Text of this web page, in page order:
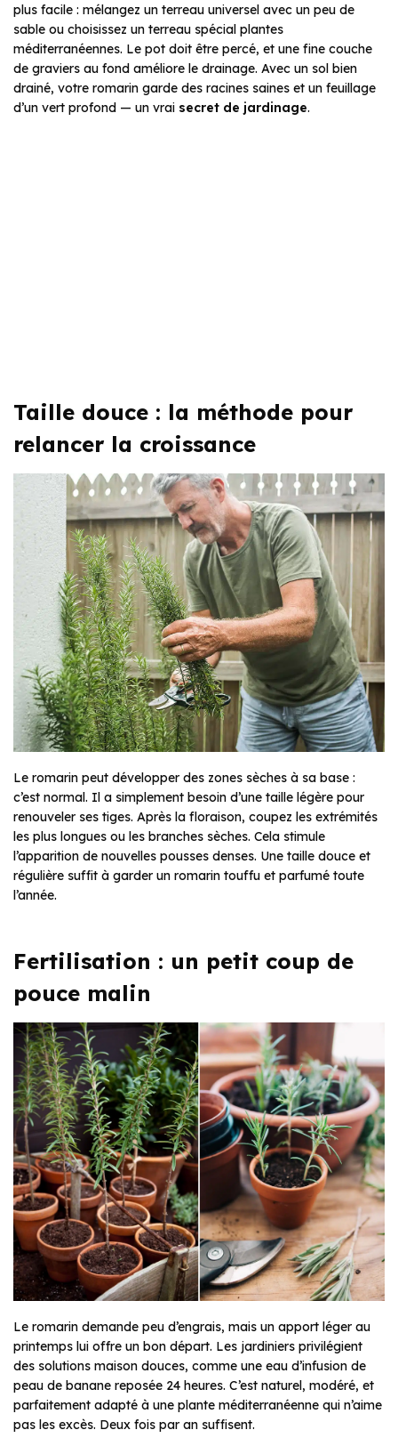
plus facile : mélangez un terreau universel avec un peu de
sable ou choisissez un terreau spécial plantes
méditerranéennes. Le pot doit être percé, et une fine couche
de graviers au fond améliore le drainage. Avec un sol bien
drainé, votre romarin garde des racines saines et un feuillage
d’un vert profond — un vrai secret de jardinage.
Taille douce : la méthode pour
relancer la croissance
Le romarin peut développer des zones sèches à sa base :
c’est normal. Il a simplement besoin d’une taille légère pour
renouveler ses tiges. Après la floraison, coupez les extrémités
les plus longues ou les branches sèches. Cela stimule
l’apparition de nouvelles pousses denses. Une taille douce et
régulière suffit à garder un romarin touffu et parfumé toute
l’année.
Fertilisation : un petit coup de
pouce malin
Le romarin demande peu d’engrais, mais un apport léger au
printemps lui offre un bon départ. Les jardiniers privilégient
des solutions maison douces, comme une eau d’infusion de
peau de banane reposée 24 heures. C’est naturel, modéré, et
parfaitement adapté à une plante méditerranéenne qui n’aime
pas les excès. Deux fois par an suffisent.